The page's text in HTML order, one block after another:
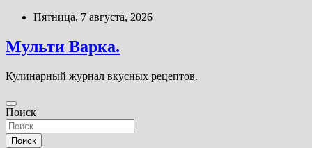
Перейти
содержимому
Пятница, 7 августа, 2026
Мульти Варка.
Кулинарный журнал вкусных рецептов.
Поиск
Поиск